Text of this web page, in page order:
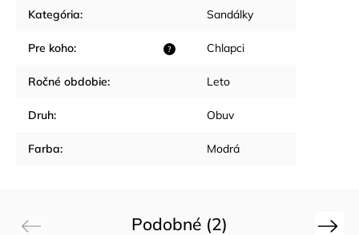
Kategória: Sandálky
?
Pre koho: Chlapci
Ročné obdobie: Leto
Druh: Obuv
Farba: Modrá
Podobné (2)
Previous Next